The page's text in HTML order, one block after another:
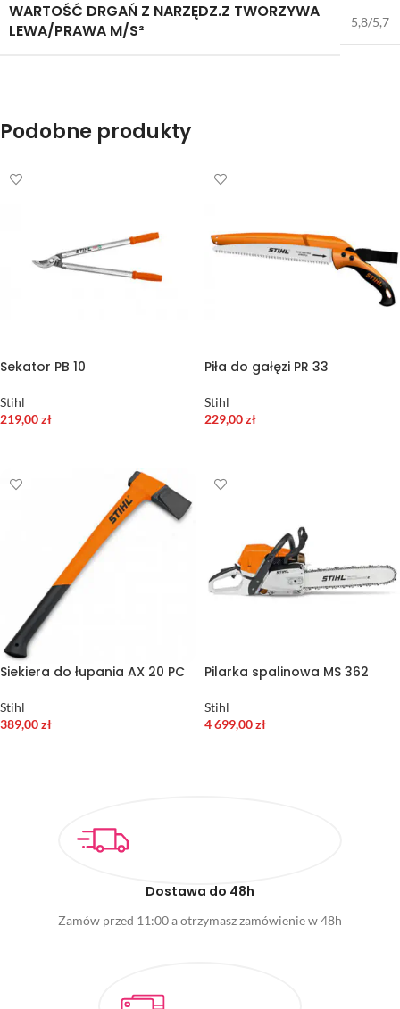
WARTOŚĆ DRGAŃ Z NARZĘDZ.Z TWORZYWA
LEWA/PRAWA M/S²
5,8/5,7
Podobne produkty
Sekator PB 10
Stihl
219,00zł
Piła do gałęzi PR 33
Stihl
229,00zł
Siekiera do łupania AX 20 PC
Stihl
389,00zł
Pilarka spalinowa MS 362
Stihl
4 699,00zł
Dostawa do 48h
Zamów przed 11:00 a otrzymasz zamówienie w 48h